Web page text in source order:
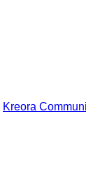
Kreora